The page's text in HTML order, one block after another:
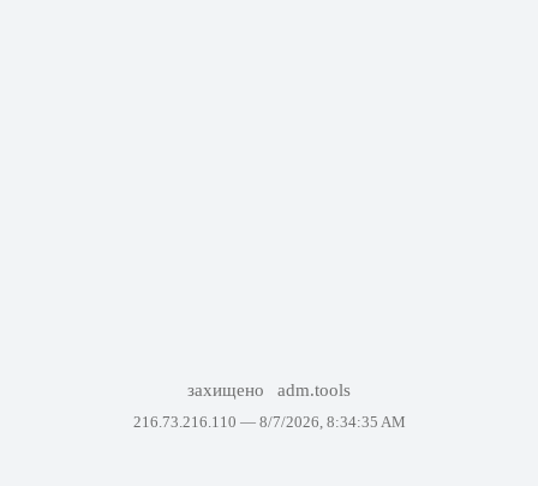
захищено adm.tools
216.73.216.110 — 8/7/2026, 8:34:35 AM